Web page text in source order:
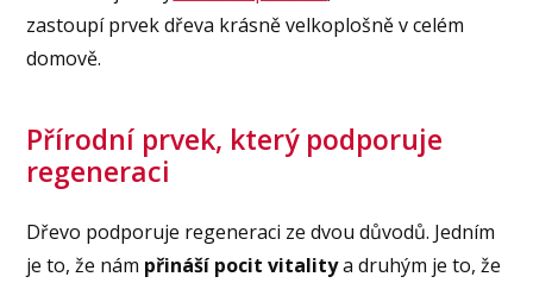
zastoupí prvek dřeva krásně velkoplošně v celém
domově.
Přírodní prvek, který podporuje
regeneraci
Dřevo podporuje regeneraci ze dvou důvodů. Jedním
je to, že nám přináší pocit vitalitya druhým je to, že